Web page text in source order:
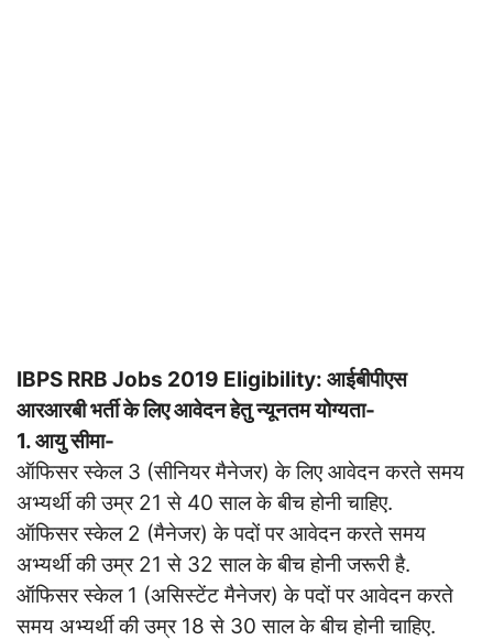
IBPS RRB Jobs 2019 Eligibility: आईबीपीएस
आरआरबी भर्ती के लिए आवेदन हेतु न्यूनतम योग्यता-
1. आयु सीमा-
ऑफिसर स्केल 3 (सीनियर मैनेजर) के लिए आवेदन करते समय
अभ्यर्थी की उम्र 21 से 40 साल के बीच होनी चाहिए.
ऑफिसर स्केल 2 (मैनेजर) के पदों पर आवेदन करते समय
अभ्यर्थी की उम्र 21 से 32 साल के बीच होनी जरूरी है.
ऑफिसर स्केल 1 (असिस्टेंट मैनेजर) के पदों पर आवेदन करते
समय अभ्यर्थी की उम्र 18 से 30 साल के बीच होनी चाहिए.